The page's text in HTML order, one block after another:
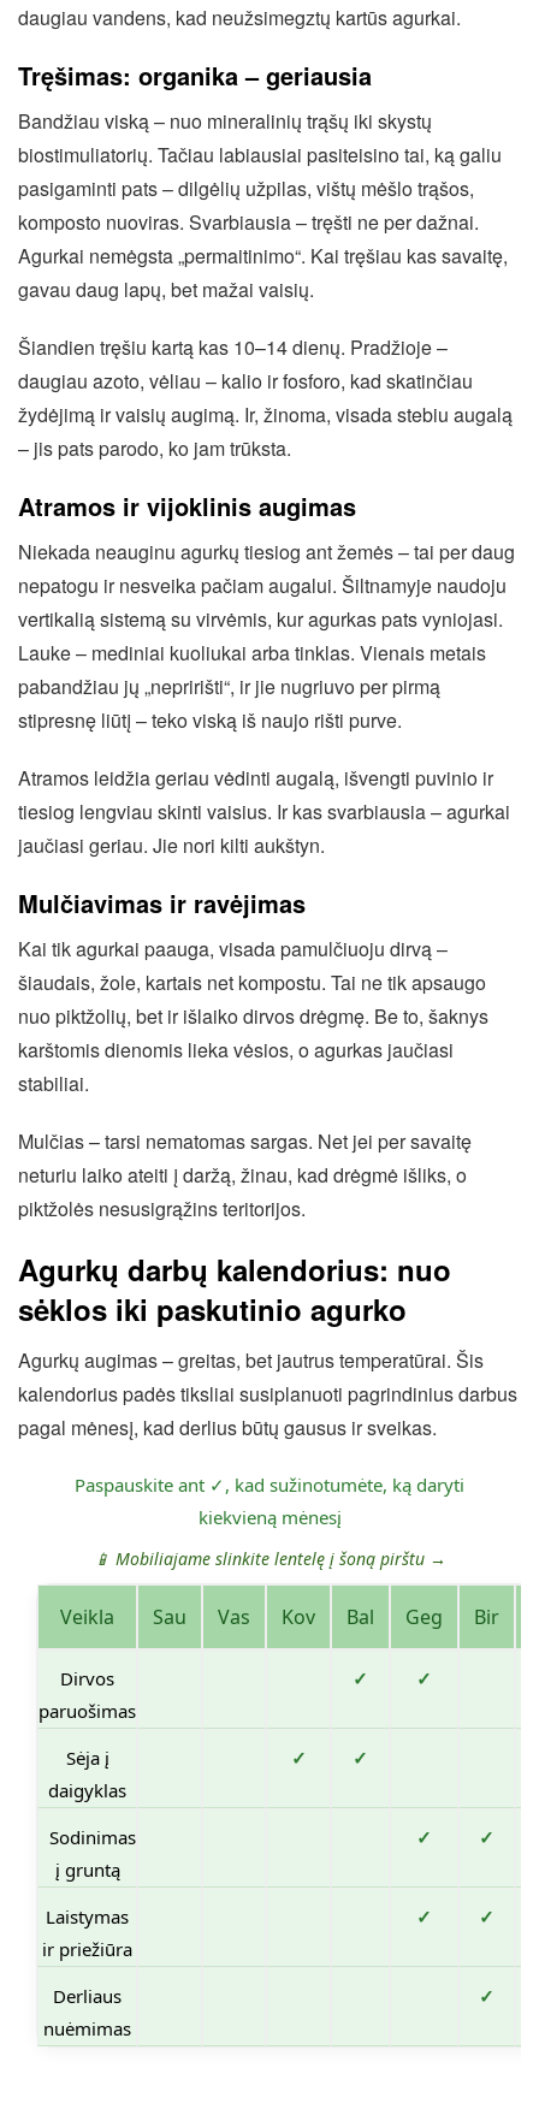
daugiau vandens, kad neužsimegztų kartūs agurkai.
Tręšimas: organika – geriausia
Bandžiau viską – nuo mineralinių trąšų iki skystų
biostimuliatorių. Tačiau labiausiai pasiteisino tai, ką galiu
pasigaminti pats – dilgėlių užpilas, vištų mėšlo trąšos,
komposto nuoviras. Svarbiausia – tręšti ne per dažnai.
Agurkai nemėgsta „permaitinimo“. Kai tręšiau kas savaitę,
gavau daug lapų, bet mažai vaisių.
Šiandien tręšiu kartą kas 10–14 dienų. Pradžioje –
daugiau azoto, vėliau – kalio ir fosforo, kad skatinčiau
žydėjimą ir vaisių augimą. Ir, žinoma, visada stebiu augalą
– jis pats parodo, ko jam trūksta.
Atramos ir vijoklinis augimas
Niekada neauginu agurkų tiesiog ant žemės – tai per daug
nepatogu ir nesveika pačiam augalui. Šiltnamyje naudoju
vertikalią sistemą su virvėmis, kur agurkas pats vyniojasi.
Lauke – mediniai kuoliukai arba tinklas. Vienais metais
pabandžiau jų „nepririšti“, ir jie nugriuvo per pirmą
stipresnę liūtį – teko viską iš naujo rišti purve.
Atramos leidžia geriau vėdinti augalą, išvengti puvinio ir
tiesiog lengviau skinti vaisius. Ir kas svarbiausia – agurkai
jaučiasi geriau. Jie nori kilti aukštyn.
Mulčiavimas ir ravėjimas
Kai tik agurkai paauga, visada pamulčiuoju dirvą –
šiaudais, žole, kartais net kompostu. Tai ne tik apsaugo
nuo piktžolių, bet ir išlaiko dirvos drėgmę. Be to, šaknys
karštomis dienomis lieka vėsios, o agurkas jaučiasi
stabiliai.
Mulčias – tarsi nematomas sargas. Net jei per savaitę
neturiu laiko ateiti į daržą, žinau, kad drėgmė išliks, o
piktžolės nesusigrąžins teritorijos.
Agurkų darbų kalendorius: nuo
sėklos iki paskutinio agurko
Agurkų augimas – greitas, bet jautrus temperatūrai. Šis
kalendorius padės tiksliai susiplanuoti pagrindinius darbus
pagal mėnesį, kad derlius būtų gausus ir sveikas.
Paspauskite ant ✓, kad sužinotumėte, ką daryti
kiekvieną mėnesį
📱 Mobiliajame slinkite lentelę į šoną pirštu →
Veikla Sau Vas Kov Bal Geg Bir
Dirvos
paruošimas
✓ ✓
Sėja į
daigyklas
✓ ✓
Sodinimas
į gruntą
✓ ✓
Laistymas
ir priežiūra
✓ ✓
Derliaus
nuėmimas
✓